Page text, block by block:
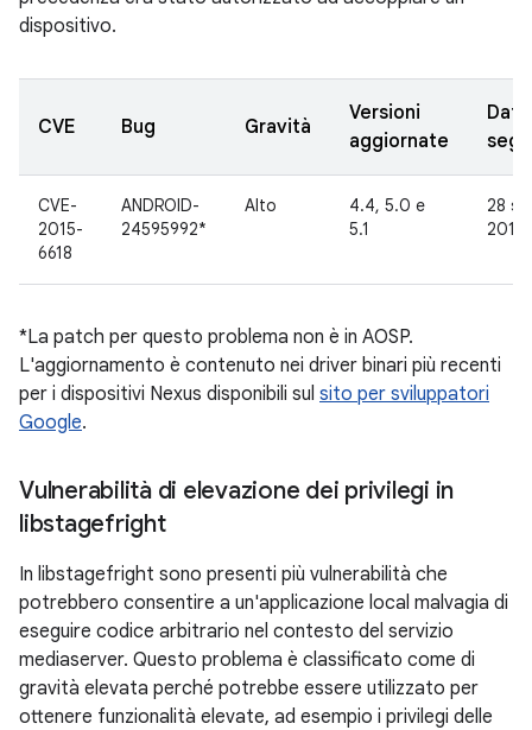
dispositivo.
CVE Bug Gravità
Versioni
aggiornate
Data
CVE-
2015-
6618
ANDROID-
24595992*
Alto
4.4, 5.0 e
5.1
28
2015
*La patch per questo problema non è in AOSP.
L'aggiornamento è contenuto nei driver binari più recenti
per i dispositivi Nexus disponibili sul sito per sviluppatori
Google.
Vulnerabilità di elevazione dei privilegi in
libstagefright
In libstagefright sono presenti più vulnerabilità che
potrebbero consentire a un'applicazione local malvagia di
eseguire codice arbitrario nel contesto del servizio
mediaserver. Questo problema è classificato come di
gravità elevata perché potrebbe essere utilizzato per
ottenere funzionalità elevate, ad esempio i privilegi delle